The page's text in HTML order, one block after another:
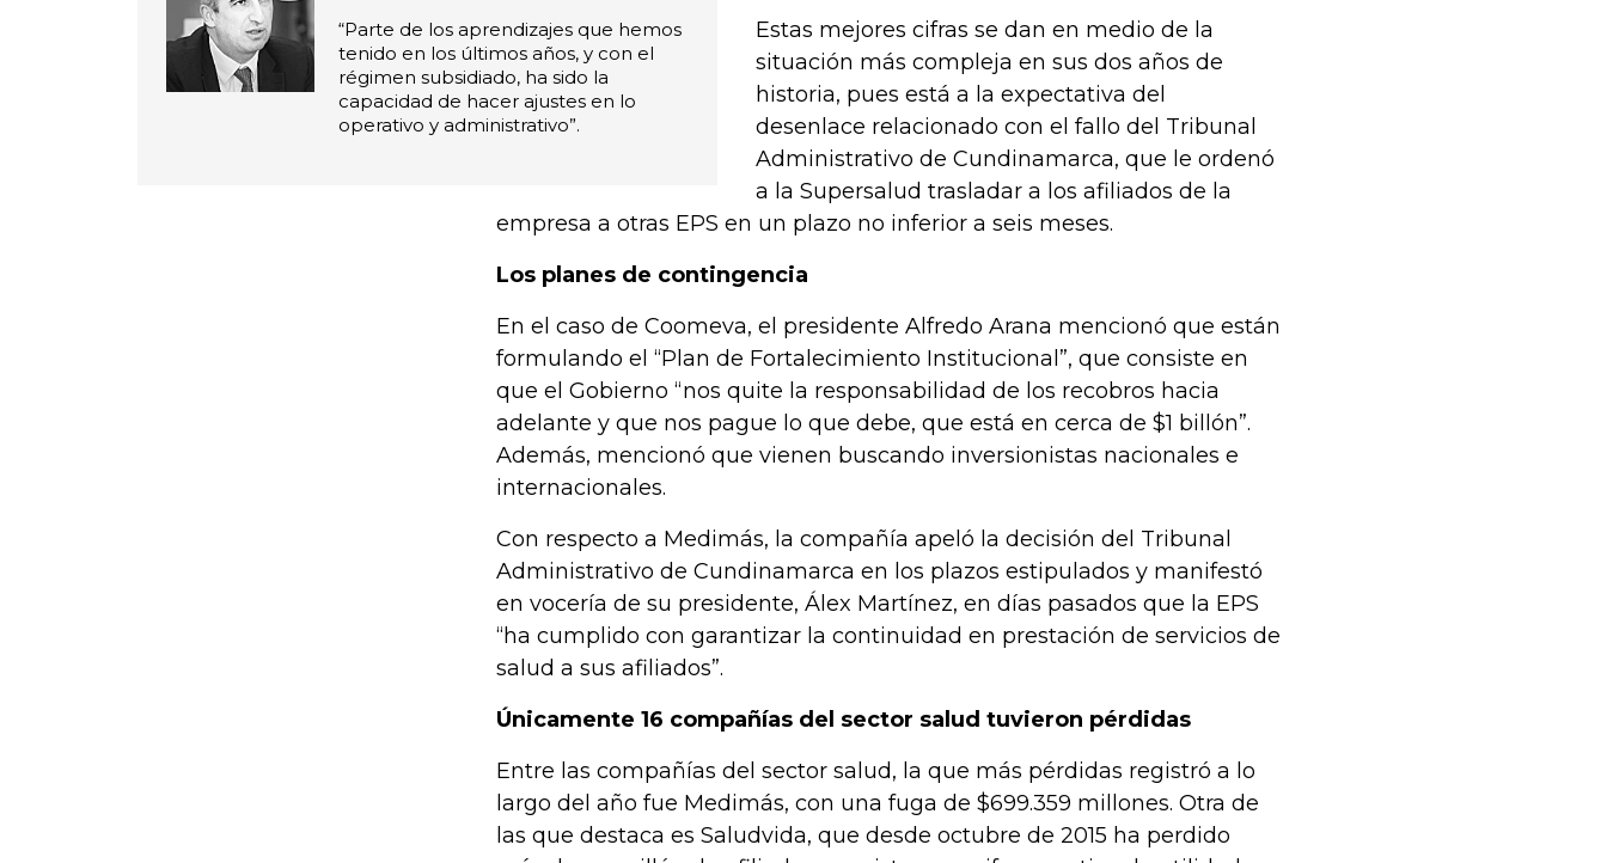
“Parte de los aprendizajes que hemos
tenido en los últimos años, y con el
régimen subsidiado, ha sido la
capacidad de hacer ajustes en lo
operativo y administrativo”.
Estas mejores cifras se dan en medio de la
situación más compleja en sus dos años de
historia, pues está a la expectativa del
desenlace relacionado con el fallo del Tribunal
Administrativo de Cundinamarca, que le ordenó
a la Supersalud trasladar a los afiliados de la
empresa a otras EPS en un plazo no inferior a seis meses.
Los planes de contingencia
En el caso de Coomeva, el presidente Alfredo Arana mencionó que están
formulando el “Plan de Fortalecimiento Institucional”, que consiste en
que el Gobierno “nos quite la responsabilidad de los recobros hacia
adelante y que nos pague lo que debe, que está en cerca de $1 billón”.
Además, mencionó que vienen buscando inversionistas nacionales e
internacionales.
Con respecto a Medimás, la compañía apeló la decisión del Tribunal
Administrativo de Cundinamarca en los plazos estipulados y manifestó
en vocería de su presidente, Álex Martínez, en días pasados que la EPS
“ha cumplido con garantizar la continuidad en prestación de servicios de
salud a sus afiliados”.
Únicamente 16 compañías del sector salud tuvieron pérdidas
Entre las compañías del sector salud, la que más pérdidas registró a lo
largo del año fue Medimás, con una fuga de $699.359 millones. Otra de
las que destaca es Saludvida, que desde octubre de 2015 ha perdido